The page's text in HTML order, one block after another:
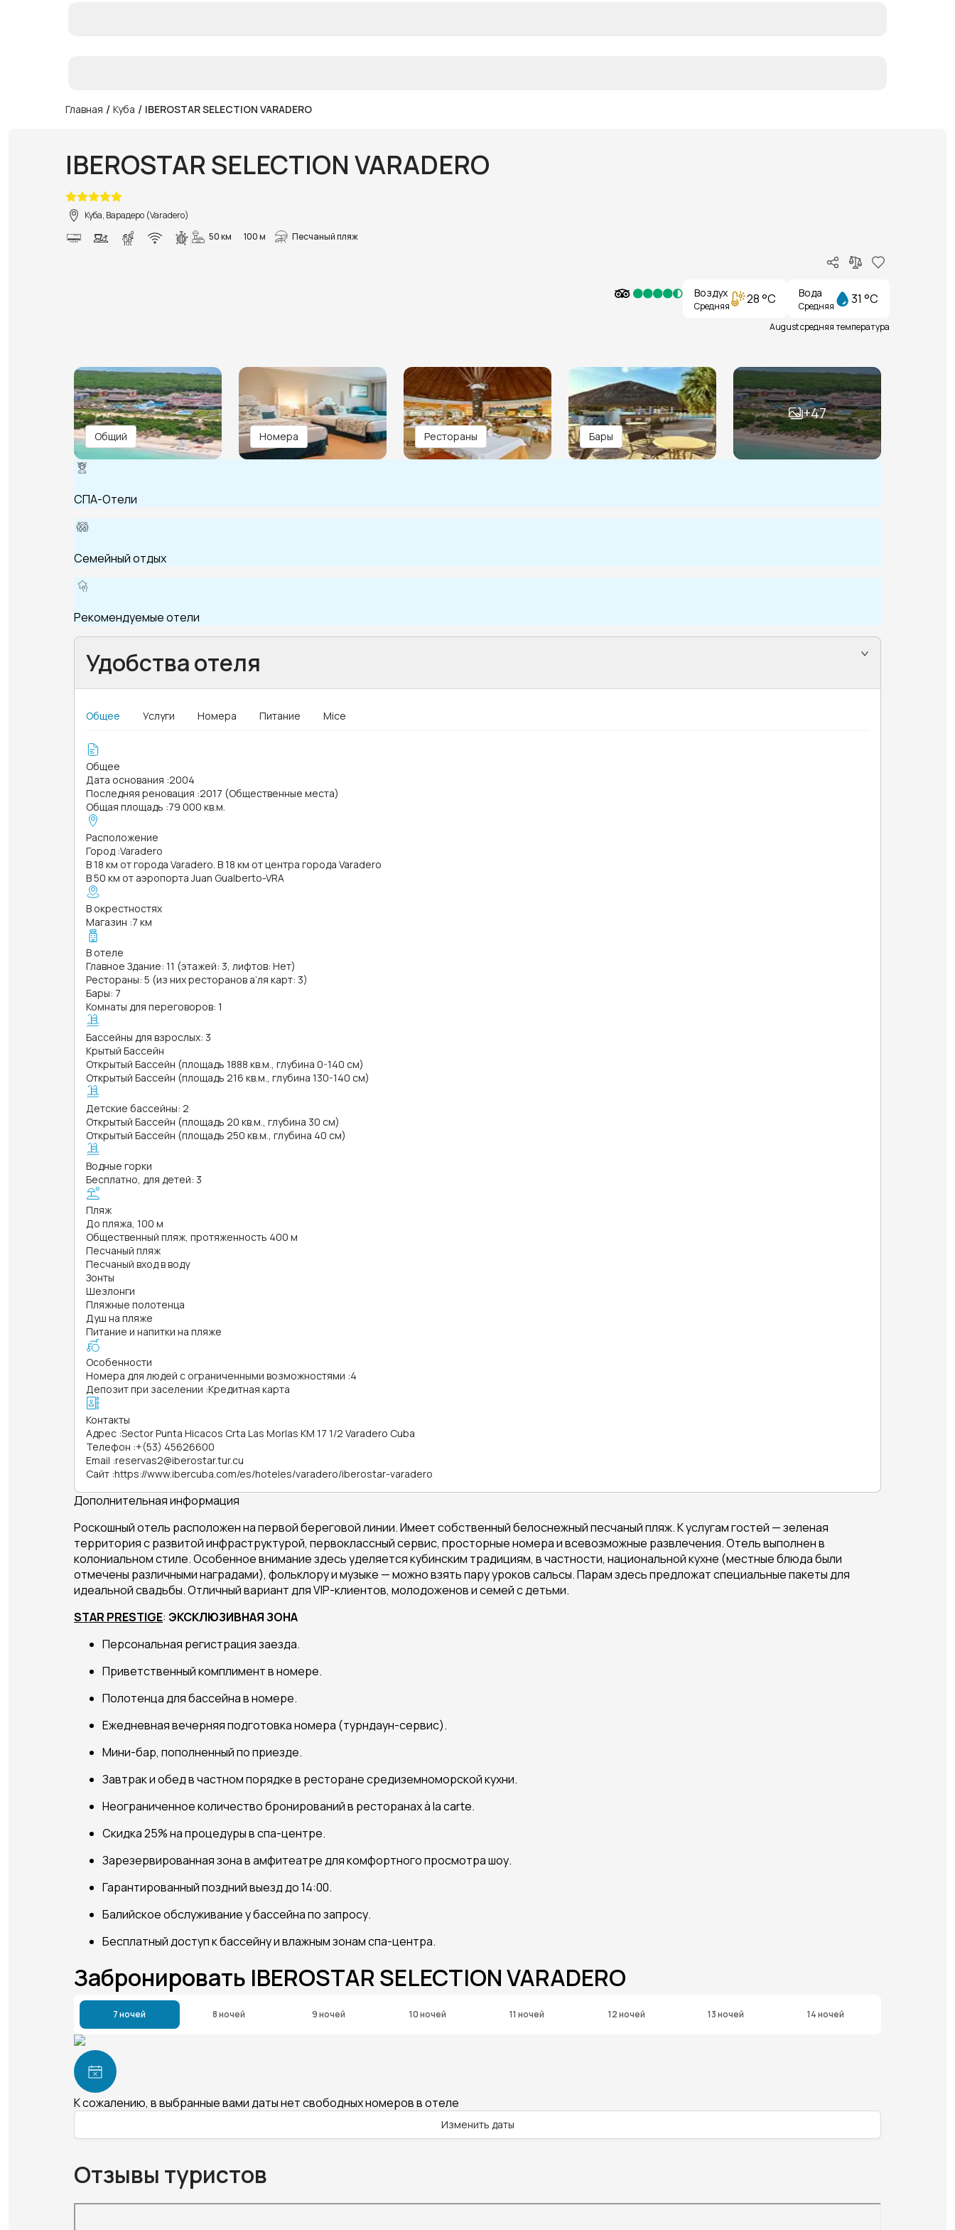
Главная / Куба / IBEROSTAR SELECTION VARADERO
IBEROSTAR SELECTION VARADERO
Куба, Варадеро (Varadero)
50 км
100 м Песчаный пляж
Воздух
Средняя 28 °C Вода
Средняя 31 °C
August средняя температура
Общий Номера Рестораны Бары
+47
СПА-Отели
Семейный отдых
Рекомендуемые отели
Удобства отеля
Общее Услуги Номера Питание Mice
Общее
Дата основания :2004
Последняя реновация :2017 (Общественные места)
Общая площадь :79 000 кв.м.
Расположение
Город :Varadero
В 18 км от города Varadero. В 18 км от центра города Varadero
В 50 км от аэропорта Juan Gualberto-VRA
В окрестностях
Магазин :7 км
В отеле
Главное Здание: 11 (этажей: 3, лифтов: Нет)
Рестораны: 5 (из них ресторанов а’ля карт: 3)
Бары: 7
Комнаты для переговоров: 1
Бассейны для взрослых: 3
Крытый Бассейн
Открытый Бассейн (площадь 1888 кв.м., глубина 0-140 см)
Открытый Бассейн (площадь 216 кв.м., глубина 130-140 см)
Детские бассейны: 2
Открытый Бассейн (площадь 20 кв.м., глубина 30 см)
Открытый Бассейн (площадь 250 кв.м., глубина 40 см)
Водные горки
Бесплатно, для детей: 3
Пляж
До пляжа, 100 м
Общественный пляж, протяженность 400 м
Песчаный пляж
Песчаный вход в воду
Зонты
Шезлонги
Пляжные полотенца
Душ на пляже
Питание и напитки на пляже
Особенности
Номера для людей с ограниченными возможностями :4
Депозит при заселении :Кредитная карта
Контакты
Адрес :Sector Punta Hicacos Crta Las Morlas KM 17 1/2 Varadero Cuba
Телефон :+(53) 45626600
Email :reservas2@iberostar.tur.cu
Сайт :https://www.ibercuba.com/es/hoteles/varadero/iberostar-varadero
Дополнительная информация
Роскошный отель расположен на первой береговой линии. Имеет собственный белоснежный песчаный пляж. К услугам гостей — зеленая
территория с развитой инфраструктурой, первоклассный сервис, просторные номера и всевозможные развлечения. Отель выполнен в
колониальном стиле. Особенное внимание здесь уделяется кубинским традициям, в частности, национальной кухне (местные блюда были
отмечены различными наградами), фольклору и музыке — можно взять пару уроков сальсы. Парам здесь предложат специальные пакеты для
идеальной свадьбы. Отличный вариант для VIP-клиентов, молодоженов и семей с детьми.
STAR PRESTIGE: ЭКСКЛЮЗИВНАЯ ЗОНА
Персональная регистрация заезда.
Приветственный комплимент в номере.
Полотенца для бассейна в номере.
Ежедневная вечерняя подготовка номера (турндаун-сервис).
Мини-бар, пополненный по приезде.
Завтрак и обед в частном порядке в ресторане средиземноморской кухни.
Неограниченное количество бронирований в ресторанах à la carte.
Скидка 25% на процедуры в спа-центре.
Зарезервированная зона в амфитеатре для комфортного просмотра шоу.
Гарантированный поздний выезд до 14:00.
Балийское обслуживание у бассейна по запросу.
Бесплатный доступ к бассейну и влажным зонам спа-центра.
Забронировать IBEROSTAR SELECTION VARADERO
7 ночей 8 ночей 9 ночей 10 ночей 11 ночей 12 ночей 13 ночей 14 ночей
К сожалению, в выбранные вами даты нет свободных номеров в отеле
Изменить даты
Отзывы туристов